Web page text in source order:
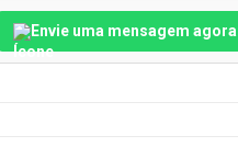
Envie uma mensagem agora